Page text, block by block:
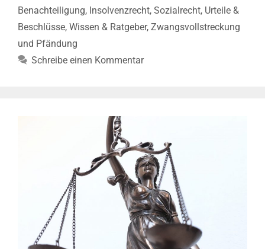
(LArbG
Berlin-
v.
1254/21)
Benachteiligung, Insolvenzrecht, Sozialrecht, Urteile &
Beschlüsse, Wissen & Ratgeber, Zwangsvollstreckung
und Pfändung
Schreibe einen Kommentar